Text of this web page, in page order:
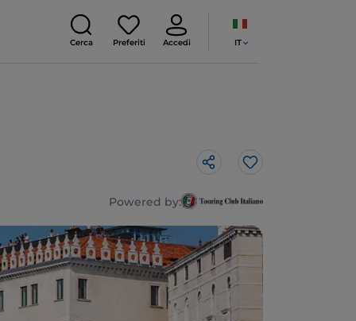
Cerca Preferiti Accedi IT
Like
Powered by: